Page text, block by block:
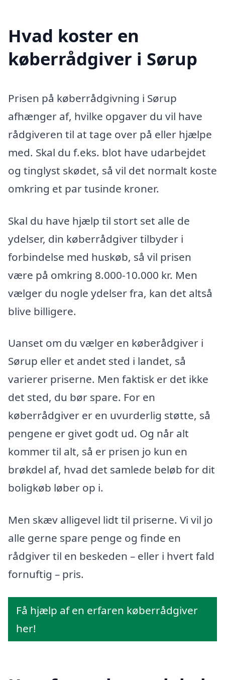
Hvad koster en
køberrådgiver i Sørup
Prisen på køberrådgivning i Sørup
afhænger af, hvilke opgaver du vil have
rådgiveren til at tage over på eller hjælpe
med. Skal du f.eks. blot have udarbejdet
og tinglyst skødet, så vil det normalt koste
omkring et par tusinde kroner.
Skal du have hjælp til stort set alle de
ydelser, din køberrådgiver tilbyder i
forbindelse med huskøb, så vil prisen
være på omkring 8.000-10.000 kr. Men
vælger du nogle ydelser fra, kan det altså
blive billigere.
Uanset om du vælger en køberådgiver i
Sørup eller et andet sted i landet, så
varierer priserne. Men faktisk er det ikke
det sted, du bør spare. For en
køberrådgiver er en uvurderlig støtte, så
pengene er givet godt ud. Og når alt
kommer til alt, så er prisen jo kun en
brøkdel af, hvad det samlede beløb for dit
boligkøb løber op i.
Men skæv alligevel lidt til priserne. Vi vil jo
alle gerne spare penge og finde en
rådgiver til en beskeden – eller i hvert fald
fornuftig – pris.
Få hjælp af en erfaren køberrådgiver
her!